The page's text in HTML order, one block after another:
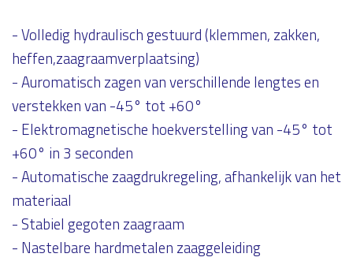
- Volledig hydraulisch gestuurd (klemmen, zakken,
heffen,zaagraamverplaatsing)
- Auromatisch zagen van verschillende lengtes en
verstekken van -45° tot +60°
- Elektromagnetische hoekverstelling van -45° tot
+60° in 3 seconden
- Automatische zaagdrukregeling, afhankelijk van het
materiaal
- Stabiel gegoten zaagraam
- Nastelbare hardmetalen zaaggeleiding